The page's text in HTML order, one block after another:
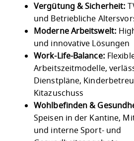
Vergütung & Sicherheit:
und Betriebliche
Moderne Arbeitswelt:
und innovative Lösungen
Work-Life-Balance:
Arbeitszeitmodelle,
Dienstpläne,
Kitazuschuss
Wohlbefinden &
Speisen in der Kantine,
und interne Sport- und